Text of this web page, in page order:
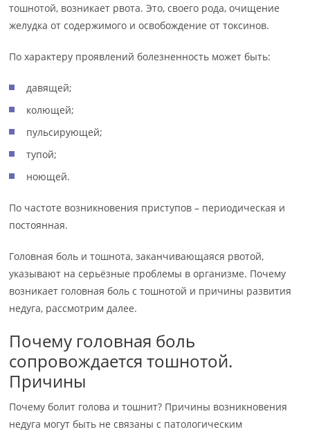
тошнотой, возникает рвота. Это, своего рода, очищение
желудка от содержимого и освобождение от токсинов.
По характеру проявлений болезненность может быть:
давящей;
колющей;
пульсирующей;
тупой;
ноющей.
По частоте возникновения приступов – периодическая и
постоянная.
Головная боль и тошнота, заканчивающаяся рвотой,
указывают на серьёзные проблемы в организме. Почему
возникает головная боль с тошнотой и причины развития
недуга, рассмотрим далее.
Почему головная боль
сопровождается тошнотой.
Причины
Почему болит голова и тошнит? Причины возникновения
недуга могут быть не связаны с патологическим